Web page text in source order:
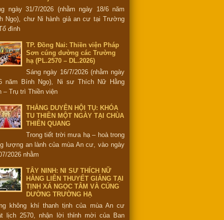
ngày 31/7/2026 (nhằm ngày 18/6 năm
Ngọ), chư Ni hành giả an cư tại Trường
đình
TP. Đồng Nai: Thiền viện Pháp
Sơn cúng dường các Trường
hạ (PL.2570 – DL.2026)
Sáng ngày 16/7/2026 (nhằm ngày
năm Bính Ngọ), Ni sư Thích Nữ Hằng
– Trụ trì Thiền viện
THẮNG DUYÊN HỘI TỤ: KHÓA
TU THIỀN MỘT NGÀY TẠI CHÙA
THIÊN QUANG
Trong tiết trời mưa hạ – hoà trong
lượng an lành của mùa An cư, vào ngày
2026 nhằm
TÂY NINH: NI SƯ THÍCH NỮ
HẰNG LIÊN THUYẾT GIẢNG TẠI
TỊNH XÁ NGỌC TÂM VÀ CÚNG
DƯỜNG TRƯỜNG HẠ
không khí thanh tịnh của mùa An cư
lịch 2570, nhận lời thỉnh mời của Ban